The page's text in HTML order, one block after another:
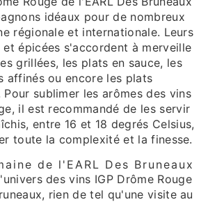
idéaux pour de nombreux
régionale et internationale. Leurs
et épicées s'accordent à merveille
grillées, les plats en sauce, les
affinés ou encore les plats
Pour sublimer les arômes des vins
il est recommandé de les servir
entre 16 et 18 degrés Celsius,
toute la complexité et la finesse.
de l'EARL Des Bruneaux
des vins IGP Drôme Rouge
rien de tel qu'une visite au